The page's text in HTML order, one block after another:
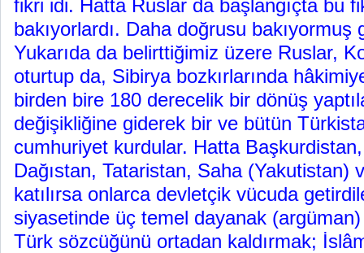
fikri idi. Hatta Ruslar da başlangıçta bu
bakıyorlardı. Daha doğrusu bakıyormuş
Yukarıda da belirttiğimiz üzere Ruslar,
oturtup da, Sibirya bozkırlarında
birden bire 180 derecelik bir dönüş
değişikliğine giderek bir ve bütün
cumhuriyet kurdular. Hatta
Dağıstan, Tataristan, Saha (Yakutistan)
katılırsa onlarca devletçik vücuda
siyasetinde üç temel dayanak
Türk sözcüğünü ortadan kaldırmak;